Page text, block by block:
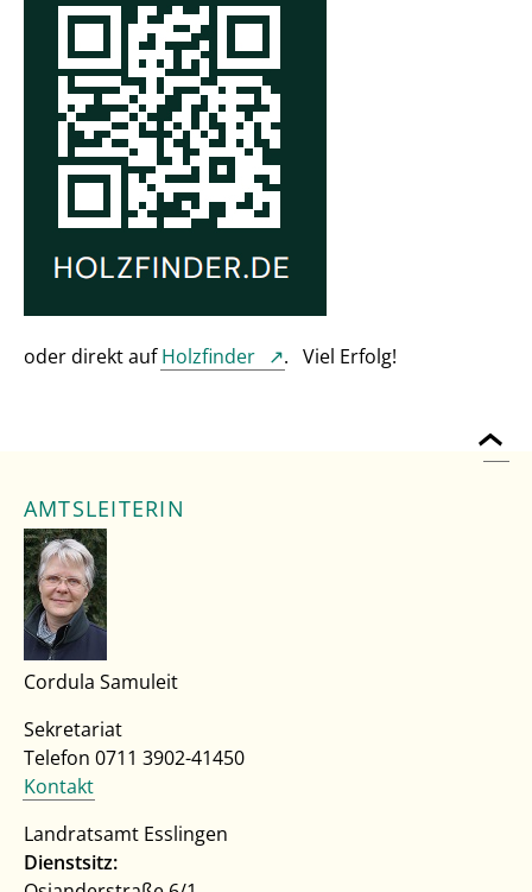
oder direkt aufHolzfinder . Viel Erfolg!
AMTSLEITERIN
Cordula Samuleit
Sekretariat
Telefon 0711 3902-41450
Kontakt
Landratsamt Esslingen
Dienstsitz: